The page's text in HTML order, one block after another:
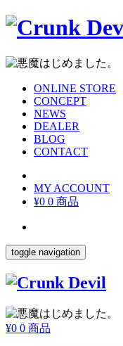
ONLINE STORE
CONCEPT
NEWS
DEALER
BLOG
CONTACT
MY ACCOUNT
¥0 0 商品
toggle navigation
¥0 0 商品